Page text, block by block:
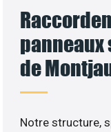
panneaux
de
Notre structure,